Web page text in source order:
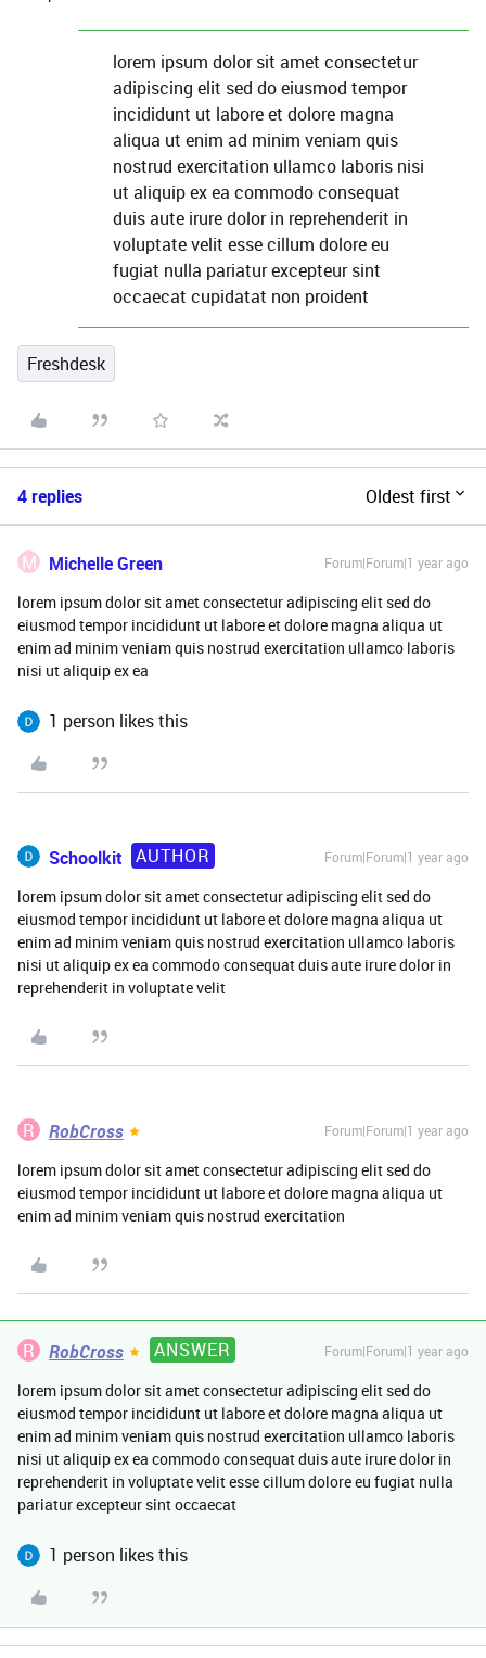
lorem ipsum dolor sit amet consectetur
adipiscing elit sed do eiusmod tempor
incididunt ut labore et dolore magna
aliqua ut enim ad minim veniam quis
nostrud exercitation ullamco laboris nisi
ut aliquip ex ea commodo consequat
duis aute irure dolor in reprehenderit in
voluptate velit esse cillum dolore eu
fugiat nulla pariatur excepteur sint
occaecat cupidatat non proident
Freshdesk
4 replies Oldest first
M Michelle Green Forum|Forum|1 year ago
lorem ipsum dolor sit amet consectetur adipiscing elit sed do
eiusmod tempor incididunt ut labore et dolore magna aliqua ut
enim ad minim veniam quis nostrud exercitation ullamco laboris
nisi ut aliquip ex ea
1 person likes this
Schoolkit AUTHOR Forum|Forum|1 year ago
lorem ipsum dolor sit amet consectetur adipiscing elit sed do
eiusmod tempor incididunt ut labore et dolore magna aliqua ut
enim ad minim veniam quis nostrud exercitation ullamco laboris
nisi ut aliquip ex ea commodo consequat duis aute irure dolor in
reprehenderit in voluptate velit
R RobCross Forum|Forum|1 year ago
lorem ipsum dolor sit amet consectetur adipiscing elit sed do
eiusmod tempor incididunt ut labore et dolore magna aliqua ut
enim ad minim veniam quis nostrud exercitation
R RobCross ANSWER Forum|Forum|1 year ago
lorem ipsum dolor sit amet consectetur adipiscing elit sed do
eiusmod tempor incididunt ut labore et dolore magna aliqua ut
enim ad minim veniam quis nostrud exercitation ullamco laboris
nisi ut aliquip ex ea commodo consequat duis aute irure dolor in
reprehenderit in voluptate velit esse cillum dolore eu fugiat nulla
pariatur excepteur sint occaecat
1 person likes this